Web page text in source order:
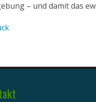
– und damit das